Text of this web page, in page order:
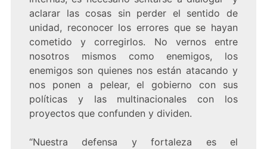
aclarar las cosas sin perder el sentido de
unidad, reconocer los errores que se hayan
cometido y corregirlos. No vernos entre
nosotros mismos como enemigos, los
enemigos son quienes nos están atacando y
nos ponen a pelear, el gobierno con sus
políticas y las multinacionales con los
proyectos que confunden y dividen.
“Nuestra defensa y fortaleza es el